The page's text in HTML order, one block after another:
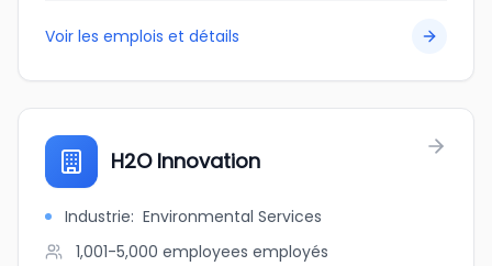
Voir les emplois et détails
H2O Innovation
Industrie: Environmental Services
1,001-5,000 employees employés